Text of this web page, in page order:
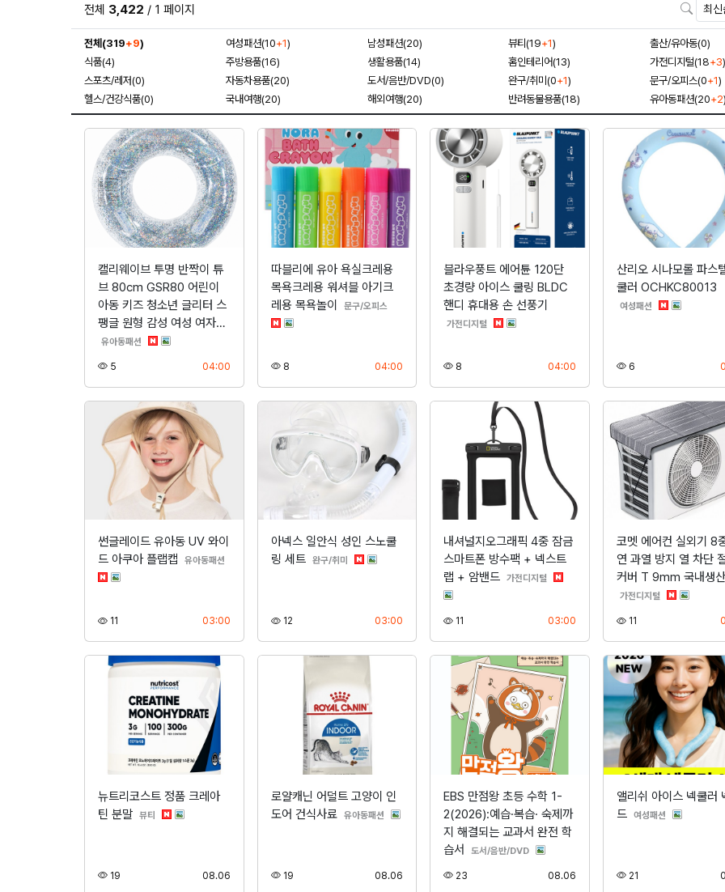
전체 3,422 / 1 페이지 검색
전체(319+9) 여성패션(10+1) 남성패션(20) 뷰티(19+1)
출산/유아동(0)
식품(4)
주방용품(16) 생활용품(14) 홈인테리어(13) 가전디지털(18+3)
스포츠/레저(0)
자동차용품(20) 도서/음반/DVD(0) 완구/취미(0+1) 문구/오피스(0+1)
헬스/건강식품(0)
국내여행(20) 해외여행(20) 반려동물용품(18) 유아동패션(20+2)
캘리웨이브 투명 반짝이 튜
브 80cm GSR80 어린이
아동 키즈 청소년 글리터 스
팽글 원형 감성 여성 여자…
유아동패션 분류
5 04:00등록
따블리에 유아 욕실크레용
목욕크레용 워셔블 아기크
레용 목욕놀이
문구/오피스분류
8조회 04:00
블라우풍트 에어튠 120단
초경량 아이스 쿨링 BLDC
핸디 휴대용 손 선풍기
가전디지털 분류
8 04:00등록
산리오 시나모롤 파스
쿨러 OCHKC80013
여성패션분류
6조회
썬글레이드 유아동 UV 와이
드 아쿠아 플랩캡
유아동패션
11 03:00등록
아넥스 일안식 성인 스노쿨
링 세트 완구/취미분류
12조회 03:00
내셔널지오그래픽 4중 잠금
스마트폰 방수팩 + 넥스트
랩 + 암밴드 가전디지털 분류
11 03:00등록
코멧 에어컨 실외기 8
연 과열 방지 열 차단
커버 T 9mm 국내생산
가전디지털분류
11조회
뉴트리코스트 정품 크레아
틴 분말 뷰티 분류
19 08.06등록
로얄캐닌 어덜트 고양이 인
도어 건식사료 유아동패션분류
19조회 08.06
EBS 만점왕 초등 수학 1-
2(2026):예습·복습· 숙제까
지 해결되는 교과서 완전 학
습서
도서/음반/DVD분류
23 08.06등록
앨리쉬 아이스 넥쿨러
드 여성패션분류
21조회